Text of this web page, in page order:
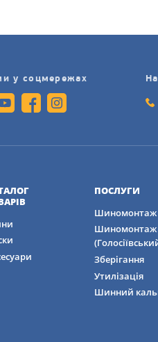
у соцмережах
ПОСЛУГИ
Шиномонтаж
Шиномонтаж
Зберігання
Утилізація
Шинний